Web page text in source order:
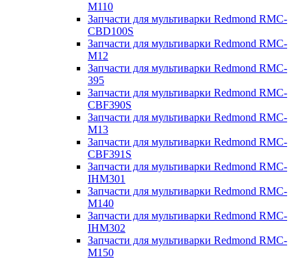
M110
Запчасти для мультиварки Redmond RMC-
CBD100S
Запчасти для мультиварки Redmond RMC-
M12
Запчасти для мультиварки Redmond RMC-
395
Запчасти для мультиварки Redmond RMC-
CBF390S
Запчасти для мультиварки Redmond RMC-
M13
Запчасти для мультиварки Redmond RMC-
CBF391S
Запчасти для мультиварки Redmond RMC-
IHM301
Запчасти для мультиварки Redmond RMC-
M140
Запчасти для мультиварки Redmond RMC-
IHM302
Запчасти для мультиварки Redmond RMC-
M150